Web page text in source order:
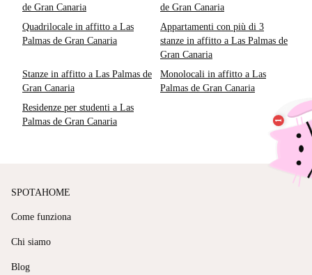
de Gran Canaria
de Gran Canaria
Quadrilocale in affitto a Las
Palmas de Gran Canaria
Appartamenti con più di 3
stanze in affitto a Las Palmas de
Gran Canaria
Stanze in affitto a Las Palmas de
Gran Canaria
Monolocali in affitto a Las
Palmas de Gran Canaria
Residenze per studenti a Las
Palmas de Gran Canaria
SPOTAHOME
Come funziona
Chi siamo
Blog